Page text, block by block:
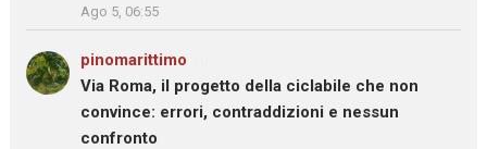
Ago 5, 06:55
pinomarittimo
Via Roma, il progetto della ciclabile che non
convince: errori, contraddizioni e nessun
confronto